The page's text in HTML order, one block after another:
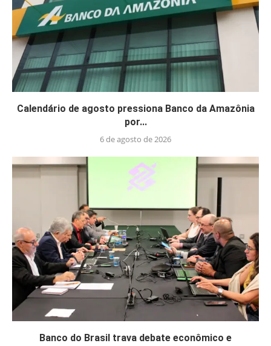
Calendário de agosto pressiona Banco da Amazônia
por...
6 de agosto de 2026
Banco do Brasil trava debate econômico e